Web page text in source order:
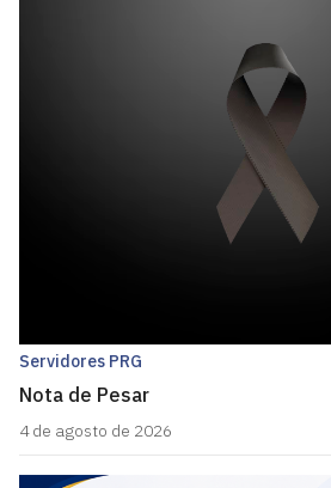
Servidores PRG
Nota de Pesar
4 de agosto de 2026